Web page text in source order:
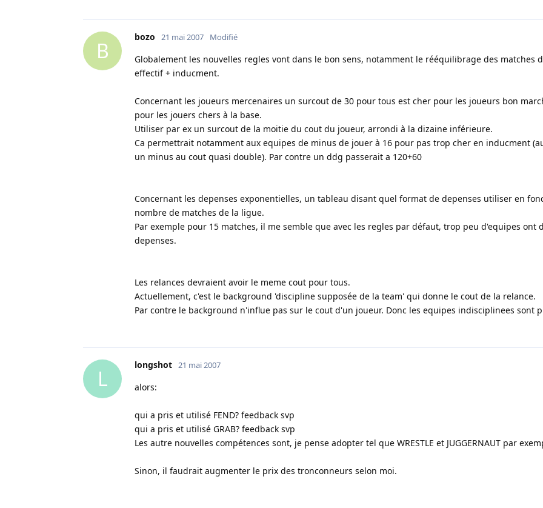
B
bozo 21 mai 2007 Modifié
Globalement les nouvelles regles vont dans le bon sens, notamment le rééquilibrage des matches
effectif + inducment.
Concernant les joueurs mercenaires un surcout de 30 pour tous est cher pour les joueurs bon
pour les jouers chers à la base.
Utiliser par ex un surcout de la moitie du cout du joueur, arrondi à la dizaine inférieure.
Ca permettrait notamment aux equipes de minus de jouer à 16 pour pas trop cher en inducment
un minus au cout quasi double). Par contre un ddg passerait a 120+60
Concernant les depenses exponentielles, un tableau disant quel format de depenses utiliser en
nombre de matches de la ligue.
Par exemple pour 15 matches, il me semble que avec les regles par défaut, trop peu d'equipes ont
depenses.
Les relances devraient avoir le meme cout pour tous.
Actuellement, c'est le background 'discipline supposée de la team' qui donne le cout de la relance.
Par contre le background n'influe pas sur le cout d'un joueur. Donc les equipes indisciplinees sont
L
longshot 21 mai 2007
alors:
qui a pris et utilisé FEND? feedback svp
qui a pris et utilisé GRAB? feedback svp
Les autre nouvelles compétences sont, je pense adopter tel que WRESTLE et JUGGERNAUT par
Sinon, il faudrait augmenter le prix des tronconneurs selon moi.